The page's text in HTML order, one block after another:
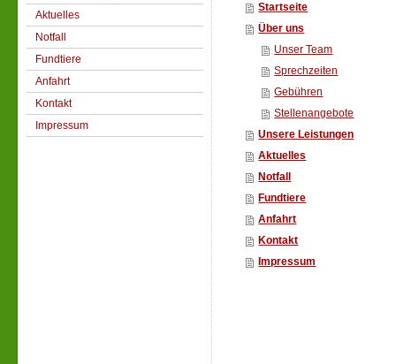
Aktuelles
Notfall
Fundtiere
Anfahrt
Kontakt
Impressum
Startseite
Über uns
Unser Team
Sprechzeiten
Gebühren
Stellenangebote
Unsere Leistungen
Aktuelles
Notfall
Fundtiere
Anfahrt
Kontakt
Impressum